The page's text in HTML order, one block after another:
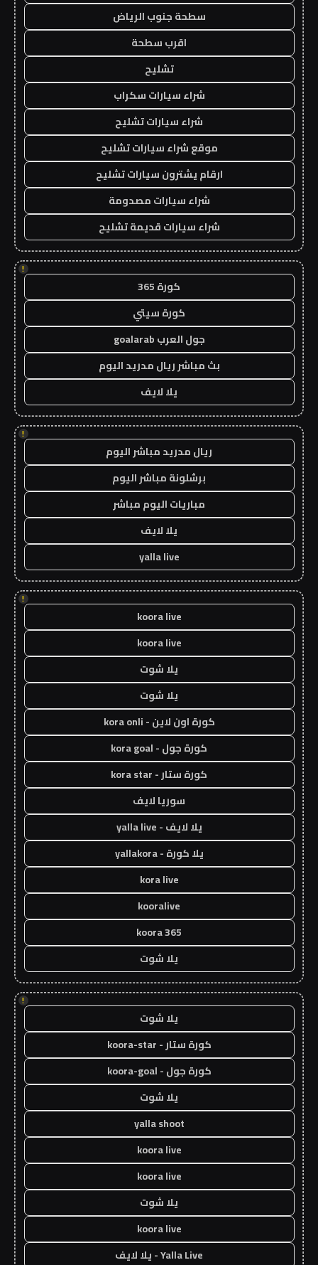
سطحة جنوب الرياض
اقرب سطحة
تشليح
شراء سيارات سكراب
شراء سيارات تشليح
موقع شراء سيارات تشليح
ارقام يشترون سيارات تشليح
شراء سيارات مصدومة
شراء سيارات قديمة تشليح
!
كورة 365
كورة سيتي
جول العرب goalarab
بث مباشر ريال مدريد اليوم
يلا لايف
!
ريال مدريد مباشر اليوم
برشلونة مباشر اليوم
مباريات اليوم مباشر
يلا لايف
yalla live
!
koora live
koora live
يلا شوت
يلا شوت
كورة اون لاين - kora onli
كورة جول - kora goal
كورة ستار - kora star
سوريا لايف
يلا لايف - yalla live
يلا كورة - yallakora
kora live
kooralive
koora 365
يلا شوت
!
يلا شوت
كورة ستار - koora-star
كورة جول - koora-goal
يلا شوت
yalla shoot
koora live
koora live
يلا شوت
koora live
Yalla Live - يلا لايف